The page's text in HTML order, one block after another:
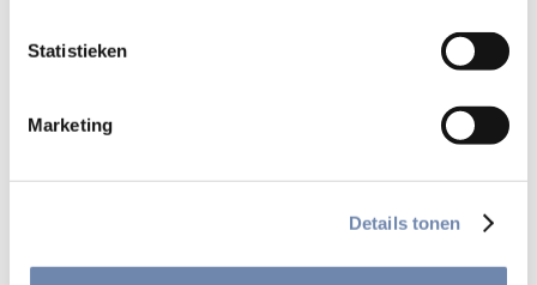
Statistieken
Marketing
Details tonen
De retraite verloopt grotendeels in stilte en biedt ruimte
Praktische informatie
Data:Vrijdag 19 december (18.00u) – zondag 21 december
Heeswijk-Dinther